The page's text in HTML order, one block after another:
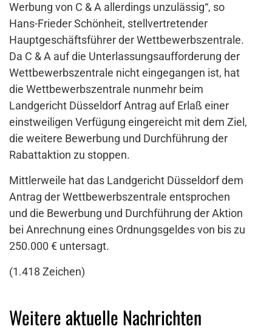
Werbung von C & A allerdings unzulässig“, so
Hans-Frieder Schönheit, stellvertretender
Hauptgeschäftsführer der Wettbewerbszentrale.
Da C & A auf die Unterlassungsaufforderung der
Wettbewerbszentrale nicht eingegangen ist, hat
die Wettbewerbszentrale nunmehr beim
Landgericht Düsseldorf Antrag auf Erlaß einer
einstweiligen Verfügung eingereicht mit dem Ziel,
die weitere Bewerbung und Durchführung der
Rabattaktion zu stoppen.
Mittlerweile hat das Landgericht Düsseldorf dem
Antrag der Wettbewerbszentrale entsprochen
und die Bewerbung und Durchführung der Aktion
bei Anrechnung eines Ordnungsgeldes von bis zu
250.000 € untersagt.
(1.418 Zeichen)
Weitere aktuelle Nachrichten